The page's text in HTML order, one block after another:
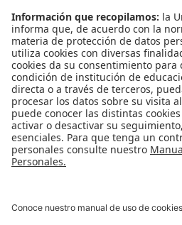
Leer Más
Leer Más
Leer Más
Ver más
Ver más
Apoyo Financiero
Reconocimiento como Universidad: